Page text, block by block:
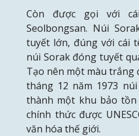
Còn được gọi với
Seolbongsan. Núi
tuyết lớn, đúng với cái
núi Sorak đóng tuyết
Tạo nên một màu trắng
tháng 12 năm 1973
thành một khu bảo tồn
chính thức được
văn hóa thế giới.